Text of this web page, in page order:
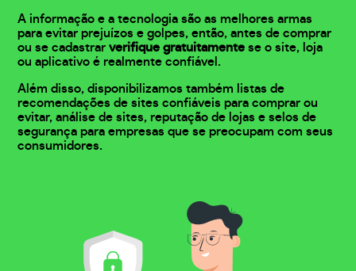
A informação e a tecnologia são as melhores armas
para evitar prejuízos e golpes, então, antes de comprar
ou se cadastrarverifique gratuitamente se o site, loja
ou aplicativo é realmente confiável.
Além disso, disponibilizamos também listas de
recomendações de sites confiáveis para comprar ou
evitar, análise de sites, reputação de lojas e selos de
segurança para empresas que se preocupam com seus
consumidores.